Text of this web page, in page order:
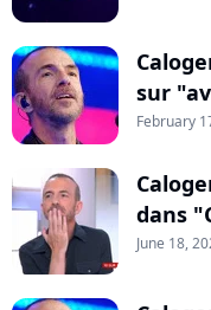
sur
February
dans
June 18,